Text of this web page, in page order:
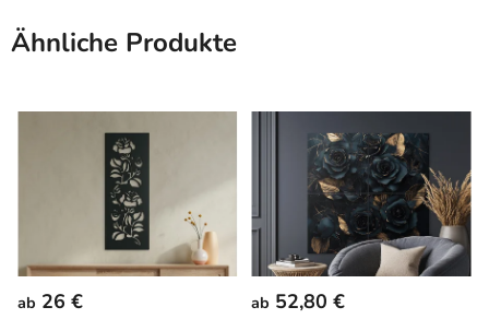
Ähnliche Produkte
ab 26 € ab 52,80 €